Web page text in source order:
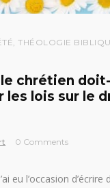
,THÉOLOGIE
chrétien doit-
les lois sur le
0 Comments
eu l’occasion